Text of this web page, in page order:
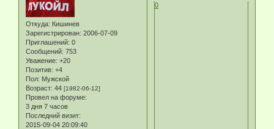
Откуда: Кишинев
Зарегистрирован: 2006-07-09
Приглашений: 0
Сообщений: 753
Уважение: +20
Позитив: +4
Пол: Мужской
Возраст: 44 [1982-06-12]
Провел на форуме:
3 дня 7 часов
Последний визит:
2015-09-04 20:09:40
0